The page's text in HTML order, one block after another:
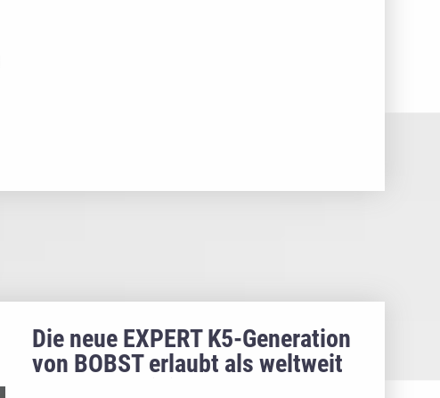
Die neue EXPERT K5-Generation
von BOBST erlaubt als weltweit